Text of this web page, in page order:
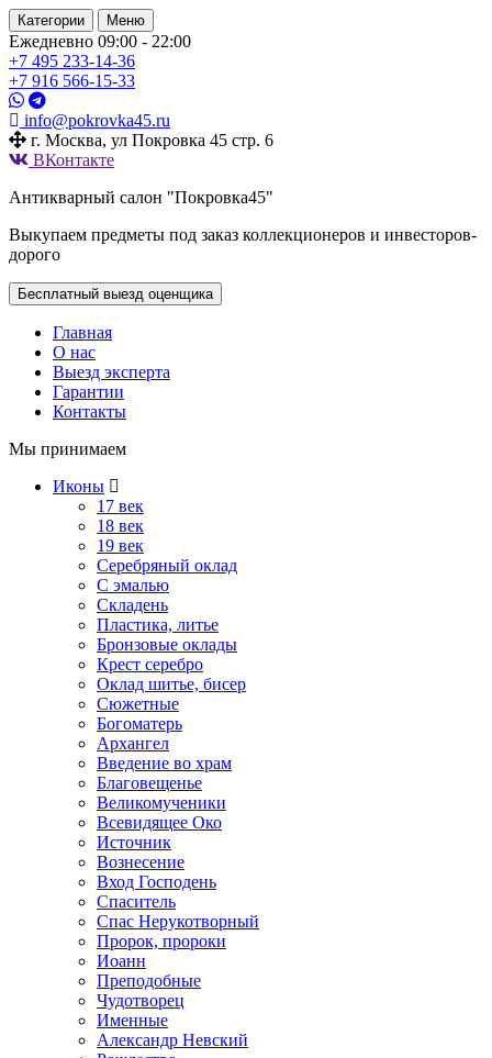
Категории Меню
Ежедневно 09:00 - 22:00
+7 495 233-14-36
+7 916 566-15-33
info@pokrovka45.ru
г. Москва, ул Покровка 45 стр. 6
ВКонтакте
Антикварный салон "Покровка45"
Выкупаем предметы под заказ коллекционеров и инвесторов-
дорого
Бесплатный выезд оценщика
Главная
О нас
Выезд эксперта
Гарантии
Контакты
Мы принимаем
Иконы
17 век
18 век
19 век
Серебряный оклад
С эмалью
Складень
Пластика, литье
Бронзовые оклады
Крест серебро
Оклад шитье, бисер
Сюжетные
Богоматерь
Архангел
Введение во храм
Благовещенье
Великомученики
Всевидящее Око
Источник
Вознесение
Вход Господень
Спаситель
Спас Нерукотворный
Пророк, пророки
Иоанн
Преподобные
Чудотворец
Именные
Александр Невский